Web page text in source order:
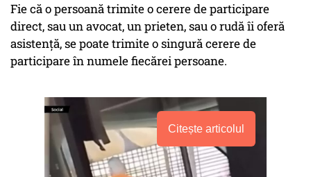
Fie că o persoană trimite o cerere de participare
direct, sau un avocat, un prieten, sau o rudă îi oferă
asistenţă, se poate trimite o singură cerere de
participare în numele fiecărei persoane.
Citește articolul